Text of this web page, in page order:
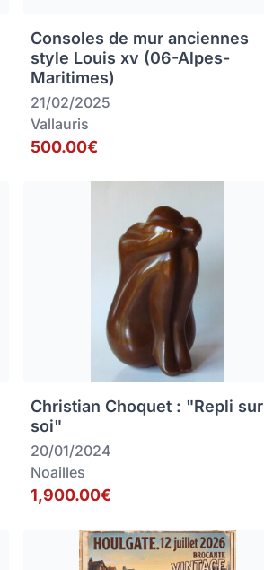
Consoles de mur anciennes
style Louis xv (06-Alpes-
Maritimes)
21/02/2025
Vallauris
500.00€
Christian Choquet : "Repli sur
soi"
20/01/2024
Noailles
1,900.00€